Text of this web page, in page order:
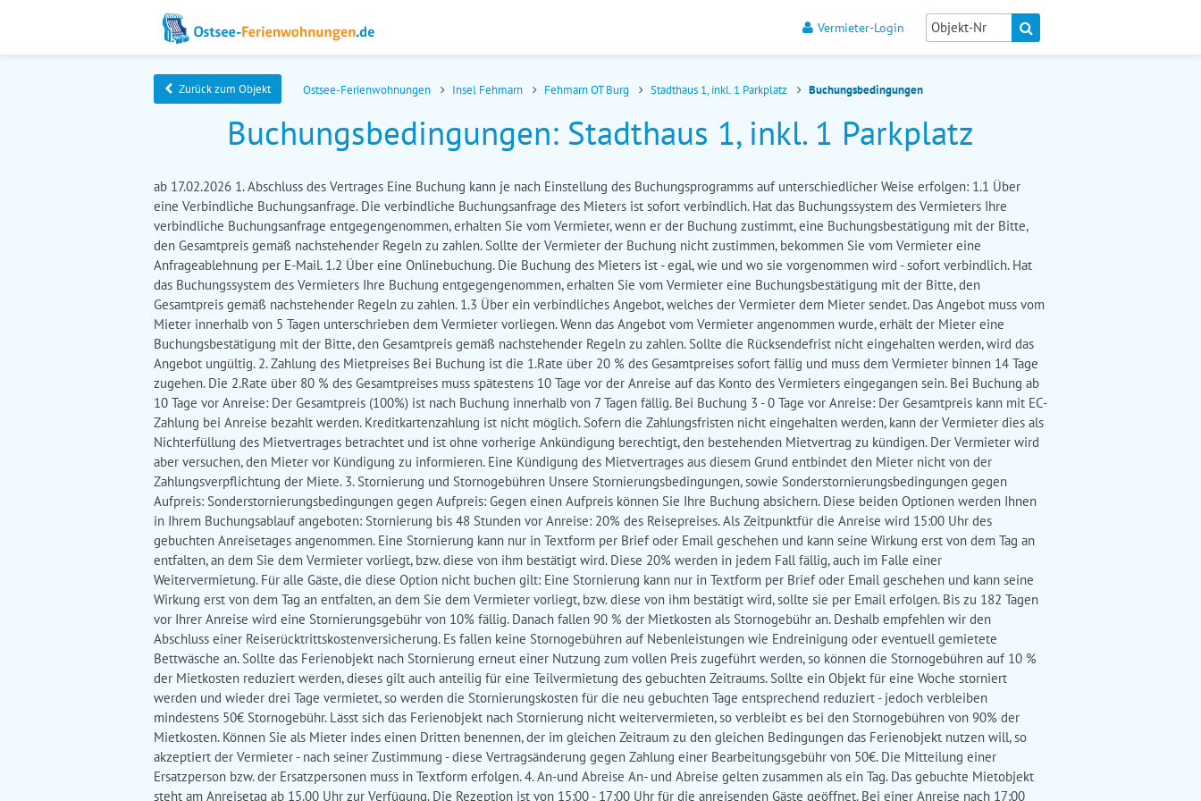
Vermieter-Login
Zurück zum Objekt Ostsee-Ferienwohnungen Insel Fehmarn Fehmarn OT Burg Stadthaus 1, inkl. 1 Parkplatz Buchungsbedingungen
Buchungsbedingungen: Stadthaus 1, inkl. 1 Parkplatz
ab 17.02.2026 1. Abschluss des Vertrages Eine Buchung kann je nach Einstellung des Buchungsprogramms auf unterschiedlicher Weise erfolgen: 1.1 Über
eine Verbindliche Buchungsanfrage. Die verbindliche Buchungsanfrage des Mieters ist sofort verbindlich. Hat das Buchungssystem des Vermieters Ihre
verbindliche Buchungsanfrage entgegengenommen, erhalten Sie vom Vermieter, wenn er der Buchung zustimmt, eine Buchungsbestätigung mit der Bitte,
den Gesamtpreis gemäß nachstehender Regeln zu zahlen. Sollte der Vermieter der Buchung nicht zustimmen, bekommen Sie vom Vermieter eine
Anfrageablehnung per E-Mail. 1.2 Über eine Onlinebuchung. Die Buchung des Mieters ist - egal, wie und wo sie vorgenommen wird - sofort verbindlich. Hat
das Buchungssystem des Vermieters Ihre Buchung entgegengenommen, erhalten Sie vom Vermieter eine Buchungsbestätigung mit der Bitte, den
Gesamtpreis gemäß nachstehender Regeln zu zahlen. 1.3 Über ein verbindliches Angebot, welches der Vermieter dem Mieter sendet. Das Angebot muss vom
Mieter innerhalb von 5 Tagen unterschrieben dem Vermieter vorliegen. Wenn das Angebot vom Vermieter angenommen wurde, erhält der Mieter eine
Buchungsbestätigung mit der Bitte, den Gesamtpreis gemäß nachstehender Regeln zu zahlen. Sollte die Rücksendefrist nicht eingehalten werden, wird das
Angebot ungültig. 2. Zahlung des Mietpreises Bei Buchung ist die 1.Rate über 20 % des Gesamtpreises sofort fällig und muss dem Vermieter binnen 14 Tage
zugehen. Die 2.Rate über 80 % des Gesamtpreises muss spätestens 10 Tage vor der Anreise auf das Konto des Vermieters eingegangen sein. Bei Buchung ab
10 Tage vor Anreise: Der Gesamtpreis (100%) ist nach Buchung innerhalb von 7 Tagen fällig. Bei Buchung 3 - 0 Tage vor Anreise: Der Gesamtpreis kann mit EC-
Zahlung bei Anreise bezahlt werden. Kreditkartenzahlung ist nicht möglich. Sofern die Zahlungsfristen nicht eingehalten werden, kann der Vermieter dies als
Nichterfüllung des Mietvertrages betrachtet und ist ohne vorherige Ankündigung berechtigt, den bestehenden Mietvertrag zu kündigen. Der Vermieter wird
aber versuchen, den Mieter vor Kündigung zu informieren. Eine Kündigung des Mietvertrages aus diesem Grund entbindet den Mieter nicht von der
Zahlungsverpflichtung der Miete. 3. Stornierung und Stornogebühren Unsere Stornierungsbedingungen, sowie Sonderstornierungsbedingungen gegen
Aufpreis: Sonderstornierungsbedingungen gegen Aufpreis: Gegen einen Aufpreis können Sie Ihre Buchung absichern. Diese beiden Optionen werden Ihnen
in Ihrem Buchungsablauf angeboten: Stornierung bis 48 Stunden vor Anreise: 20% des Reisepreises. Als Zeitpunktfür die Anreise wird 15:00 Uhr des
gebuchten Anreisetages angenommen. Eine Stornierung kann nur in Textform per Brief oder Email geschehen und kann seine Wirkung erst von dem Tag an
entfalten, an dem Sie dem Vermieter vorliegt, bzw. diese von ihm bestätigt wird. Diese 20% werden in jedem Fall fällig, auch im Falle einer
Weitervermietung. Für alle Gäste, die diese Option nicht buchen gilt: Eine Stornierung kann nur in Textform per Brief oder Email geschehen und kann seine
Wirkung erst von dem Tag an entfalten, an dem Sie dem Vermieter vorliegt, bzw. diese von ihm bestätigt wird, sollte sie per Email erfolgen. Bis zu 182 Tagen
vor Ihrer Anreise wird eine Stornierungsgebühr von 10% fällig. Danach fallen 90 % der Mietkosten als Stornogebühr an. Deshalb empfehlen wir den
Abschluss einer Reiserücktrittskostenversicherung. Es fallen keine Stornogebühren auf Nebenleistungen wie Endreinigung oder eventuell gemietete
Bettwäsche an. Sollte das Ferienobjekt nach Stornierung erneut einer Nutzung zum vollen Preis zugeführt werden, so können die Stornogebühren auf 10 %
der Mietkosten reduziert werden, dieses gilt auch anteilig für eine Teilvermietung des gebuchten Zeitraums. Sollte ein Objekt für eine Woche storniert
werden und wieder drei Tage vermietet, so werden die Stornierungskosten für die neu gebuchten Tage entsprechend reduziert - jedoch verbleiben
mindestens 50€ Stornogebühr. Lässt sich das Ferienobjekt nach Stornierung nicht weitervermieten, so verbleibt es bei den Stornogebühren von 90% der
Mietkosten. Können Sie als Mieter indes einen Dritten benennen, der im gleichen Zeitraum zu den gleichen Bedingungen das Ferienobjekt nutzen will, so
akzeptiert der Vermieter - nach seiner Zustimmung - diese Vertragsänderung gegen Zahlung einer Bearbeitungsgebühr von 50€. Die Mitteilung einer
Ersatzperson bzw. der Ersatzpersonen muss in Textform erfolgen. 4. An-und Abreise An- und Abreise gelten zusammen als ein Tag. Das gebuchte Mietobjekt
steht am Anreisetag ab 15.00 Uhr zur Verfügung. Die Rezeption ist von 15:00 - 17:00 Uhr für die anreisenden Gäste geöffnet. Bei einer Anreise nach 17:00